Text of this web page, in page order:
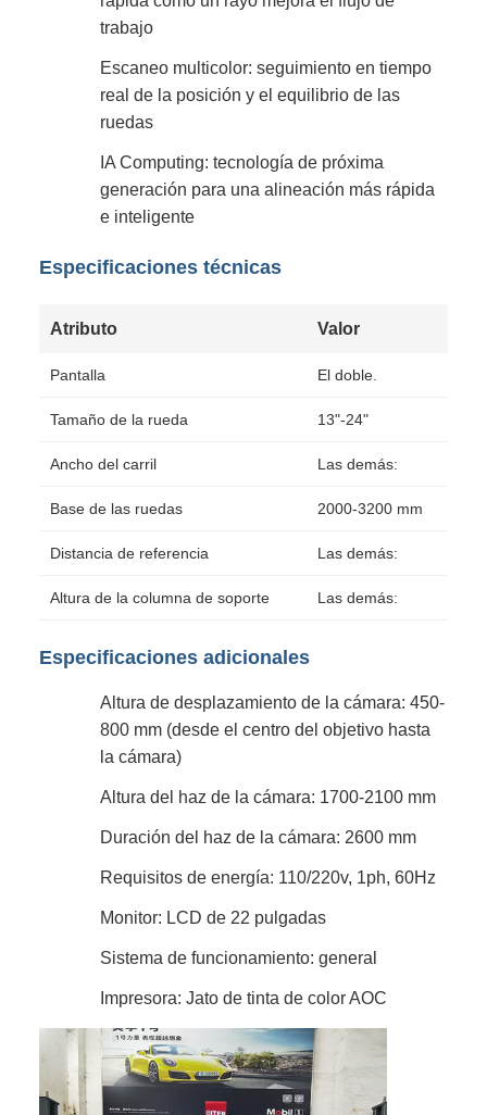
trabajo
Escaneo multicolor: seguimiento en tiempo
real de la posición y el equilibrio de las
ruedas
IA Computing: tecnología de próxima
generación para una alineación más rápida
e inteligente
Especificaciones técnicas
Atributo Valor
Pantalla El doble.
Tamaño de la rueda 13"-24"
Ancho del carril Las demás:
Base de las ruedas 2000-3200 mm
Distancia de referencia Las demás:
Altura de la columna de soporte Las demás:
Especificaciones adicionales
Altura de desplazamiento de la cámara: 450-
800 mm (desde el centro del objetivo hasta
la cámara)
Altura del haz de la cámara: 1700-2100 mm
Duración del haz de la cámara: 2600 mm
Requisitos de energía: 110/220v, 1ph, 60Hz
Monitor: LCD de 22 pulgadas
Sistema de funcionamiento: general
Impresora: Jato de tinta de color AOC